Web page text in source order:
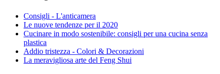
Consigli - L'anticamera
Le nuove tendenze per il 2020
Cucinare in modo sostenibile: consigli per una cucina senza
plastica
Addio tristezza - Colori & Decorazioni
La meravigliosa arte del Feng Shui